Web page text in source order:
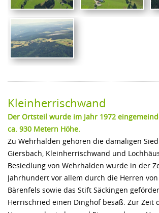
Kleinherrischwand
Der Ortsteil wurde im Jahr 1972
ca. 930 Metern Höhe.
Zu Wehrhalden gehören die damaligen
Giersbach, Kleinherrischwand und
Besiedlung von Wehrhalden wurde in der
Jahrhundert vor allem durch die Herren
Bärenfels sowie das Stift Säckingen
Herrischried einen Dinghof besaß. Zur Zeit